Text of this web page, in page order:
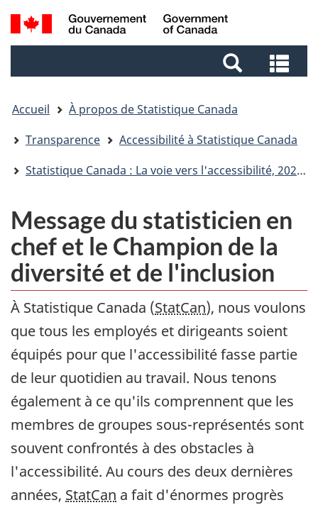
Aller
au
Aller
au
Passer
à
Recherche
et
et
Accueil
À propos de Statistique Canada
Transparence
Accessibilité à Statistique Canada
Statistique Canada : La voie vers l'accessibilité, 2023-2025
Message du statisticien en
chef et le Champion de la
diversité et de l'inclusion
À Statistique Canada (StatCan), nous voulons
que tous les employés et dirigeants soient
équipés pour que l'accessibilité fasse partie
de leur quotidien au travail. Nous tenons
également à ce qu'ils comprennent que les
membres de groupes sous-représentés sont
souvent confrontés à des obstacles à
l'accessibilité. Au cours des deux dernières
années, StatCan a fait d'énormes progrès